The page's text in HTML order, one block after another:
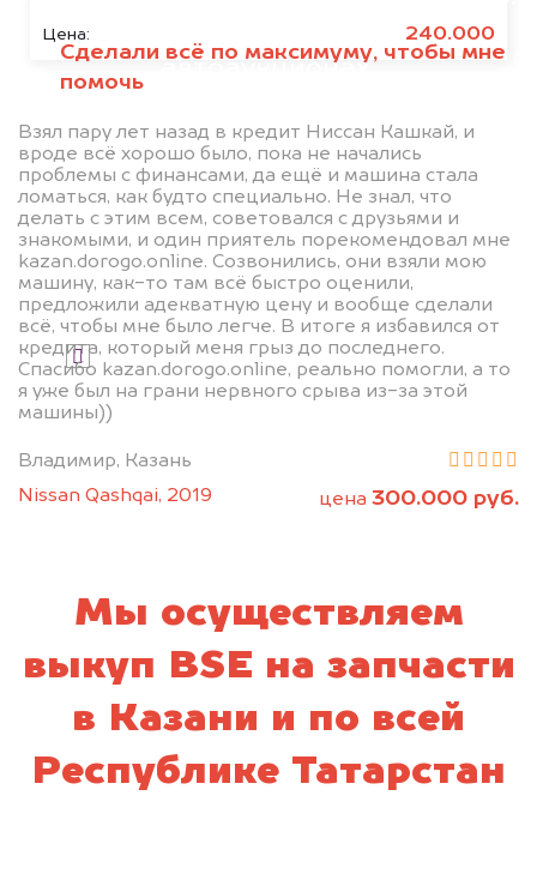
Цена: 240.000
Сделали всё по максимуму, чтобы мне
помочь
Взял пару лет назад в кредит Ниссан Кашкай, и
вроде всё хорошо было, пока не начались
проблемы с финансами, да ещё и машина стала
ломаться, как будто специально. Не знал, что
делать с этим всем, советовался с друзьями и
знакомыми, и один приятель порекомендовал мне
kazan.dorogo.online. Созвонились, они взяли мою
машину, как-то там всё быстро оценили,
предложили адекватную цену и вообще сделали
всё, чтобы мне было легче. В итоге я избавился от
кредита, который меня грыз до последнего.
Спасибо kazan.dorogo.online, реально помогли, а то
я уже был на грани нервного срыва из-за этой
машины))
Владимир, Казань
Nissan Qashqai, 2019
цена 300.000 руб.
дороже, чем предлагают на
автоаукционах.
Узнать стоимость
Я даю согласие на обработку своих
персональных данных и соглашаюсь с
политикой конфиденциальности
Мы осуществляем
выкуп BSE на запчасти
в Казани и по всей
Республике Татарстан